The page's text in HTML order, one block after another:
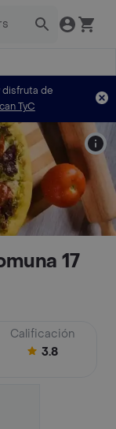
disfruta de
TyC
17
Calificación
3.8